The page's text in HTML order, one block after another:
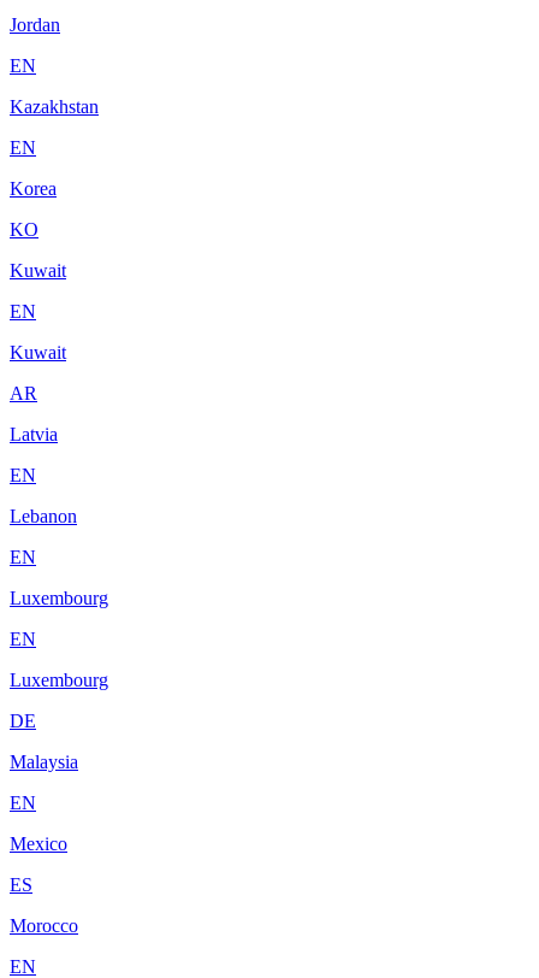
Jordan
EN
Kazakhstan
EN
Korea
KO
Kuwait
EN
Kuwait
AR
Latvia
EN
Lebanon
EN
Luxembourg
EN
Luxembourg
DE
Malaysia
EN
Mexico
ES
Morocco
EN